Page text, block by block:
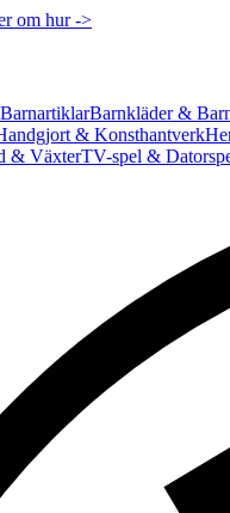
om hur ->
BarnartiklarBarnkläder &
& Konsthantverk
& VäxterTV-spel &